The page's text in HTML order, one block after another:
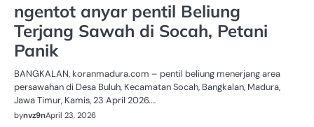
ngentot anyar pentil Beliung
Terjang Sawah di Socah, Petani
Panik
BANGKALAN, koranmadura.com – pentil beliung menerjang area
persawahan di Desa Buluh, Kecamatan Socah, Bangkalan, Madura,
Jawa Timur, Kamis, 23 April 2026.…
bynvz9nApril 23, 2026